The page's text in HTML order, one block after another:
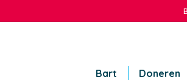
Bart Doneren